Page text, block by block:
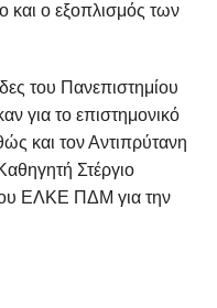
και ο εξοπλισμός των
του Πανεπιστημίου
για το επιστημονικό
και τον Αντιπρύτανη
Στέργιο
ΕΛΚΕ ΠΔΜ για την